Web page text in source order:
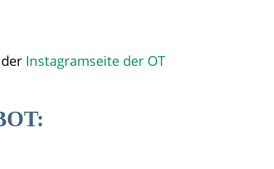
Instagramseite der OT